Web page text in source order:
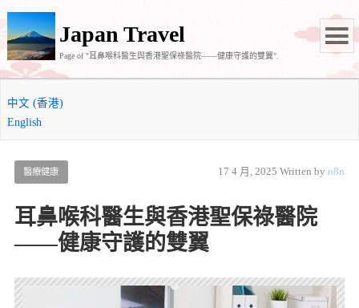
Japan Travel
Page of "耳鼻喉科醫生與香港聖保祿醫院——健康守護的雙翼".
中文 (香港)
English
醫療健康 17 4 月, 2025 Written byn8n
耳鼻喉科醫生與香港聖保祿醫院
——健康守護的雙翼